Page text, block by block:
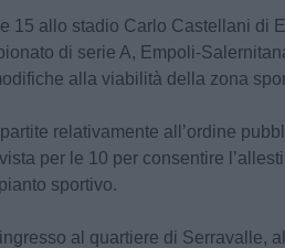
15 allo stadio Carlo Castellani di
di serie A, Empoli-
alla viabilità della zona
relativamente all’ordine
per le 10 per consentire
sportivo.
al quartiere di Serravalle,